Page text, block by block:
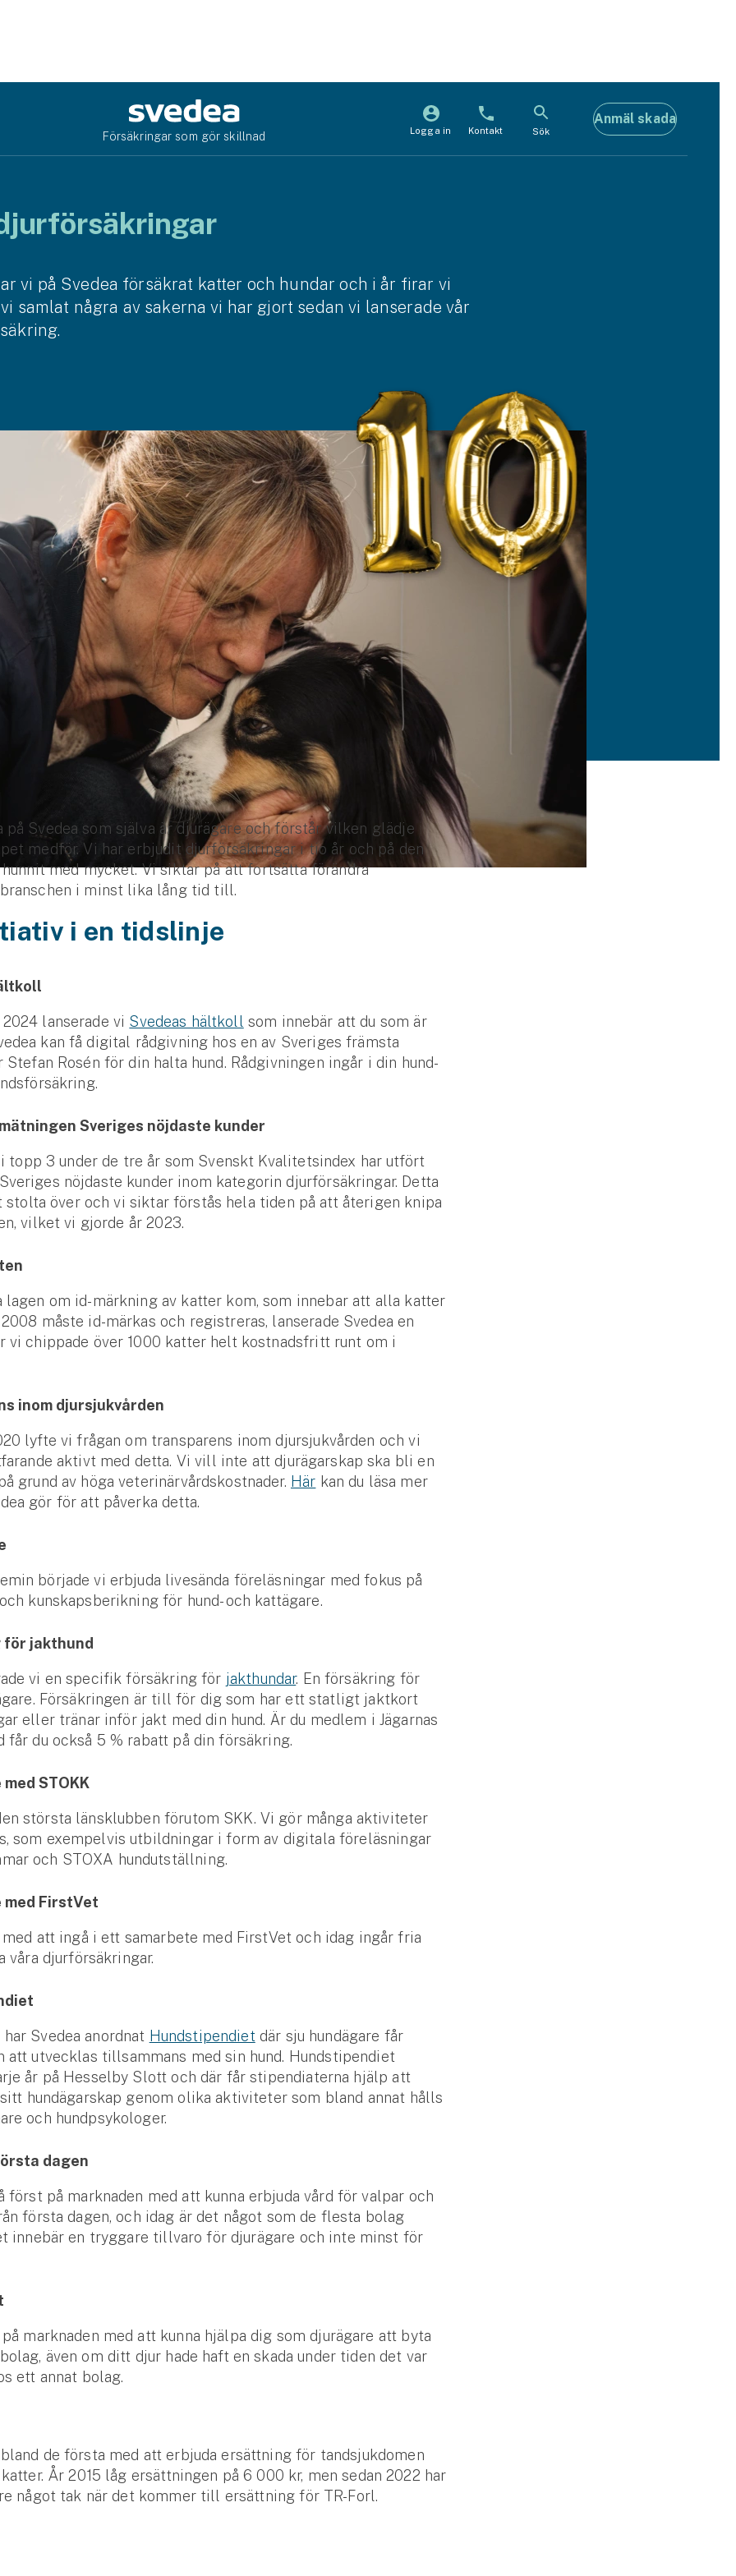
Försäkringar som gör skillnad Logga in Kontakt Sök
Anmäl skada
Se alla försäkringar
vi på Svedea försäkrat katter och hundar och i år firar vi
vi samlat några av sakerna vi har gjort sedan vi lanserade vår
på Svedea som själva är djurägare och förstår vilken glädje
medför. Vi har erbjudit djurförsäkringar i tio år och på den
med mycket. Vi siktar på att fortsätta förändra
i minst lika lång tid till.
i en tidslinje
2024 lanserade vi Svedeas hältkoll som innebär att du som är
kan få digital rådgivning hos en av Sveriges främsta
Rosén för din halta hund. Rådgivningen ingår i din hund-
Sveriges nöjdaste kunder
topp 3 under de tre år som Svenskt Kvalitetsindex har utfört
nöjdaste kunder inom kategorin djurförsäkringar. Detta
stolta över och vi siktar förstås hela tiden på att återigen knipa
vilket vi gjorde år 2023.
lagen om id-märkning av katter kom, som innebar att alla katter
måste id-märkas och registreras, lanserade Svedea en
vi chippade över 1000 katter helt kostnadsfritt runt om i
inom djursjukvården
lyfte vi frågan om transparens inom djursjukvården och vi
aktivt med detta. Vi vill inte att djurägarskap ska bli en
grund av höga veterinärvårdskostnader. Här kan du läsa mer
gör för att påverka detta.
började vi erbjuda livesända föreläsningar med fokus på
kunskapsberikning för hund- och kattägare.
för jakthund
vi en specifik försäkring för jakthundar. En försäkring för
Försäkringen är till för dig som har ett statligt jaktkort
eller tränar inför jakt med din hund. Är du medlem i Jägarnas
får du också 5 % rabatt på din försäkring.
STOKK
största länsklubben förutom SKK. Vi gör många aktiviteter
som exempelvis utbildningar i form av digitala föreläsningar
och STOXA hundutställning.
med FirstVet
att ingå i ett samarbete med FirstVet och idag ingår fria
våra djurförsäkringar.
har Svedea anordnat Hundstipendietdär sju hundägare får
att utvecklas tillsammans med sin hund. Hundstipendiet
år på Hesselby Slott och där får stipendiaterna hjälp att
hundägarskap genom olika aktiviteter som bland annat hålls
och hundpsykologer.
dagen
först på marknaden med att kunna erbjuda vård för valpar och
första dagen, och idag är det något som de flesta bolag
innebär en tryggare tillvaro för djurägare och inte minst för
marknaden med att kunna hjälpa dig som djurägare att byta
även om ditt djur hade haft en skada under tiden det var
ett annat bolag.
bland de första med att erbjuda ersättning för tandsjukdomen
År 2015 låg ersättningen på 6 000 kr, men sedan 2022 har
något tak när det kommer till ersättning för TR-Forl.